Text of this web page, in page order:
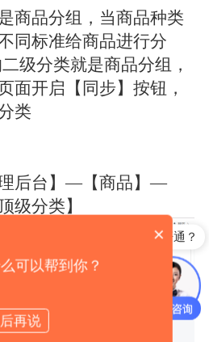
商品分组，当商品种类
同标准给商品进行分
级分类就是商品分组，
面开启【同步】按钮，
类
后台】—【商品】—
级分类】
支付即积分怎么开通？
×
可以帮到你？
再说